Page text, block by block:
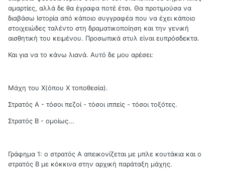
αμαρτίες, αλλά δε θα έγραφα ποτέ έτσι. Θα προτιμούσα να
διαβάσω Ιστορία από κάποιο συγγραφέα που να έχει κάποιο
στοιχειώδες ταλέντο στη δραματικοποίηση και την γενική
αισθητική του κειμένου. Προσωπικά στυλ είναι ευπρόσδεκτα.
Και για να το κάνω λιανά. Αυτό δε μου αρέσει:
Μάχη του Χ(όπου Χ τοποθεσία).
Στρατός Α - τόσοι πεζοί - τόσοι ιππείς - τόσοι τοξότες.
Στρατός Β - ομοίως...
Γράφημα 1: ο στρατός Α απεικονίζεται με μπλε κουτάκια και ο
στρατός Β με κόκκινα στην αρχική παράταξη μάχης.